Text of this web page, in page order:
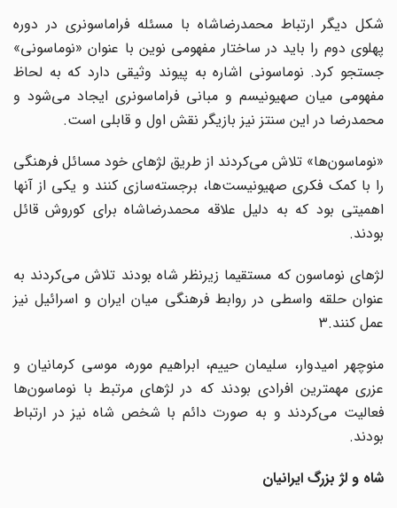
شکل دیگر ارتباط محمدرضاشاه با مسئله فراماسونری در دوره
پهلوی دوم را باید در ساختار مفهومی نوین با عنوان «نوماسونی»
جستجو کرد. نوماسونی اشاره به پیوند وثیقی دارد که به لحاظ
مفهومی میان صهیونیسم و مبانی فراماسونری ایجاد می‌شود و
محمدرضا در این سنتز نیز بازیگر نقش اول و قابلی است.
«نوماسون‌ها» تلاش می‌کردند از طریق لژهای خود مسائل فرهنگی
را با کمک فکری صهیونیست‌ها، برجسته‌سازی کنند و یکی از آنها
اهمیتی بود که به دلیل علاقه محمدرضاشاه برای کوروش قائل
بودند.
لژهای نوماسون که مستقیما زیرنظر شاه بودند تلاش می‌کردند به
عنوان حلقه واسطی در روابط فرهنگی میان ایران و اسرائیل نیز
عمل کنند.۳
منوچهر امیدوار، سلیمان حییم، ابراهیم موره، موسی کرمانیان و
عزری مهمترین افرادی بودند که در لژهای مرتبط با نوماسون‌ها
فعالیت می‌کردند و به صورت دائم با شخص شاه نیز در ارتباط
بودند.
شاه و لژ بزرگ ایرانیان